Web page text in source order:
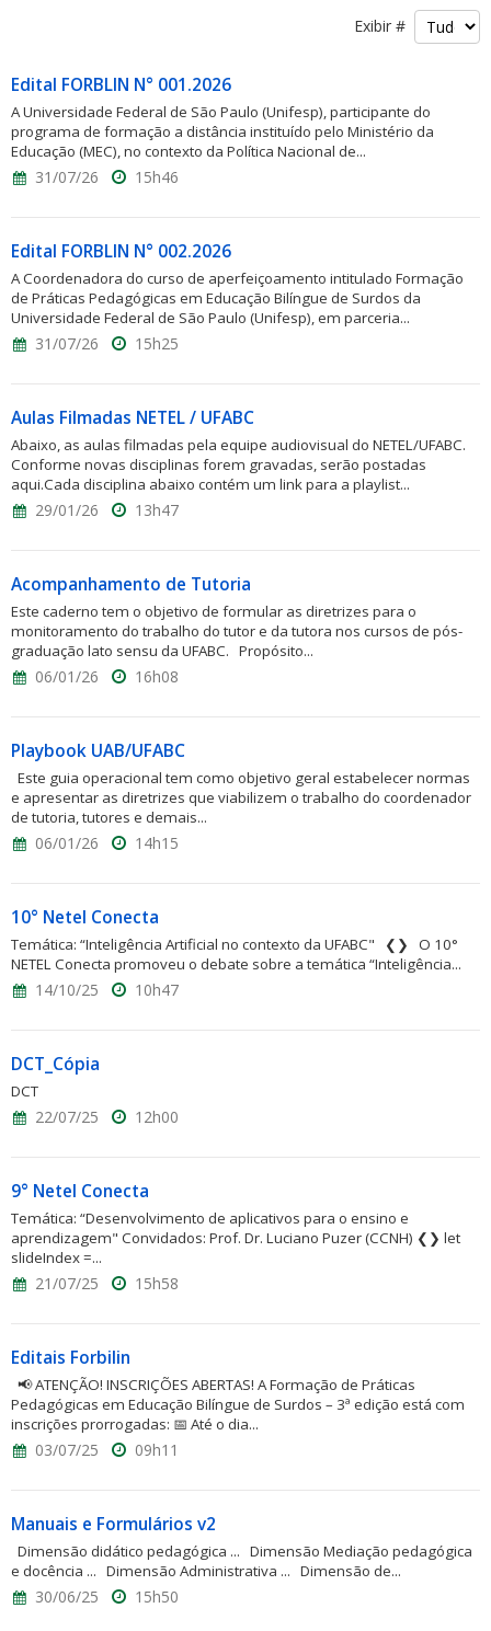
Exibir #
Edital FORBLIN N° 001.2026
A Universidade Federal de São Paulo (Unifesp), participante do
programa de formação a distância instituído pelo Ministério da
Educação (MEC), no contexto da Política Nacional de...
31/07/26 15h46
Edital FORBLIN N° 002.2026
A Coordenadora do curso de aperfeiçoamento intitulado Formação
de Práticas Pedagógicas em Educação Bilíngue de Surdos da
Universidade Federal de São Paulo (Unifesp), em parceria...
31/07/26 15h25
Aulas Filmadas NETEL / UFABC
Abaixo, as aulas filmadas pela equipe audiovisual do NETEL/UFABC.
Conforme novas disciplinas forem gravadas, serão postadas
aqui.Cada disciplina abaixo contém um link para a playlist...
29/01/26 13h47
Acompanhamento de Tutoria
Este caderno tem o objetivo de formular as diretrizes para o
monitoramento do trabalho do tutor e da tutora nos cursos de pós-
graduação lato sensu da UFABC. Propósito...
06/01/26 16h08
Playbook UAB/UFABC
Este guia operacional tem como objetivo geral estabelecer normas
e apresentar as diretrizes que viabilizem o trabalho do coordenador
de tutoria, tutores e demais...
06/01/26 14h15
10° Netel Conecta
Temática: “Inteligência Artificial no contexto da UFABC" ❮❯ O 10°
NETEL Conecta promoveu o debate sobre a temática “Inteligência...
14/10/25 10h47
DCT_Cópia
DCT
22/07/25 12h00
9° Netel Conecta
Temática: “Desenvolvimento de aplicativos para o ensino e
aprendizagem" Convidados: Prof. Dr. Luciano Puzer (CCNH) ❮❯ let
slideIndex =...
21/07/25 15h58
Editais Forbilin
📢 ATENÇÃO! INSCRIÇÕES ABERTAS! A Formação de Práticas
Pedagógicas em Educação Bilíngue de Surdos – 3ª edição está com
inscrições prorrogadas: 📅 Até o dia...
03/07/25 09h11
Manuais e Formulários v2
Dimensão didático pedagógica ... Dimensão Mediação pedagógica
e docência ... Dimensão Administrativa ... Dimensão de...
30/06/25 15h50